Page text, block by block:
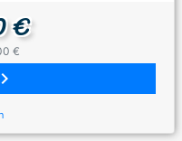
€
€
keyboard_arrow_right